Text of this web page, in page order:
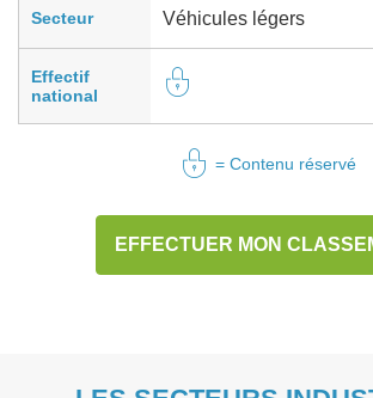
Secteur Véhicules légers
Effectif
national
= Contenu réservé
EFFECTUER MON